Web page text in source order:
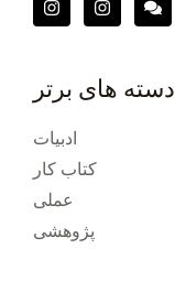
دسته های برتر
ادبیات
کتاب کار
عملی
پژوهشی